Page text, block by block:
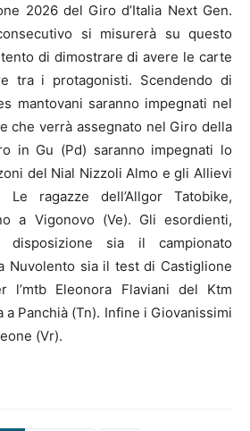
2026 del Giro d’Italia Next Gen.
si misurerà su questo
di dimostrare di avere le carte
tra i protagonisti. Scendendo di
mantovani saranno impegnati nel
che verrà assegnato nel Giro della
in Gu (Pd) saranno impegnati lo
del Nial Nizzoli Almo e gli Allievi
ragazze dell’Allgor Tatobike,
a Vigonovo (Ve). Gli esordienti,
disposizione sia il campionato
Nuvolento sia il test di Castiglione
l’mtb Eleonora Flaviani del Ktm
a Panchià (Tn). Infine i Giovanissimi
(Vr).